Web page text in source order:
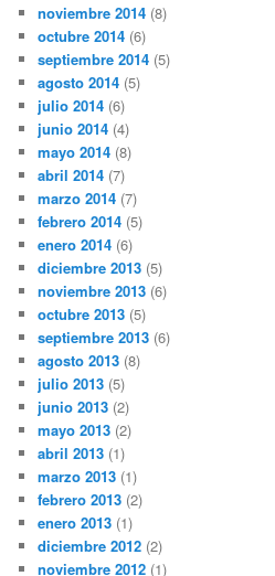
noviembre 2014 (8)
octubre 2014 (6)
septiembre 2014 (5)
agosto 2014 (5)
julio 2014 (6)
junio 2014 (4)
mayo 2014 (8)
abril 2014 (7)
marzo 2014 (7)
febrero 2014 (5)
enero 2014 (6)
diciembre 2013 (5)
noviembre 2013 (6)
octubre 2013 (5)
septiembre 2013 (6)
agosto 2013 (8)
julio 2013 (5)
junio 2013 (2)
mayo 2013 (2)
abril 2013 (1)
marzo 2013 (1)
febrero 2013 (2)
enero 2013 (1)
diciembre 2012 (2)
noviembre 2012 (1)